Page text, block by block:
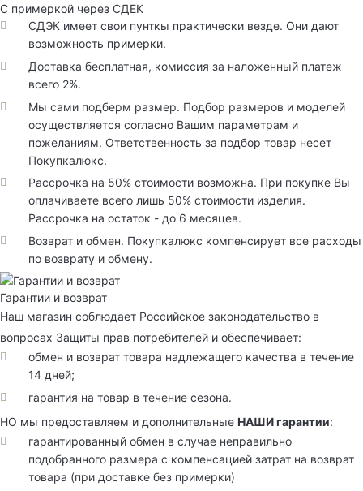
С примеркой через СДЕК
СДЭК имеет свои пунткы практически везде. Они дают
возможность примерки.
Доставка бесплатная, комиссия за наложенный платеж
всего 2%.
Мы сами подберм размер. Подбор размеров и моделей
осуществляется согласно Вашим параметрам и
пожеланиям. Ответственность за подбор товар несет
Покупкалюкс.
Рассрочка на 50% стоимости возможна. При покупке Вы
оплачиваете всего лишь 50% стоимости изделия.
Рассрочка на остаток - до 6 месяцев.
Возврат и обмен. Покупкалюкс компенсирует все расходы
по возврату и обмену.
Гарантии и возврат
Наш магазин соблюдает Российское законодательство в
вопросах Защиты прав потребителей и обеспечивает:
обмен и возврат товара надлежащего качества в течение
14 дней;
гарантия на товар в течение сезона.
НО мы предоставляем и дополнительные НАШИ гарантии:
гарантированный обмен в случае неправильно
подобранного размера с компенсацией затрат на возврат
товара (при доставке без примерки)